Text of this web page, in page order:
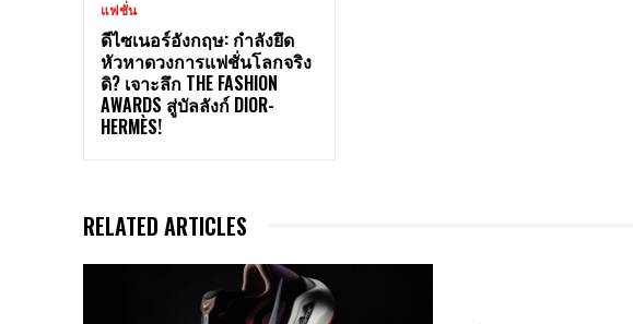
แฟชั่น
ดีไซเนอร์อังกฤษ: กำลังยึด
หัวหาดวงการแฟชั่นโลกจริง
ดิ? เจาะลึก THE FASHION
AWARDS สู่บัลลังก์ DIOR-
HERMÈS!
RELATED ARTICLES